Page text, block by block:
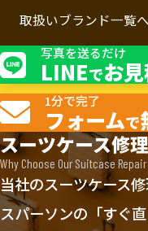
取扱いブランド一覧へ
写真を送るだけ
LINEでお
1分で完了
フォームで
スーツケース修
Why Choose Our Suitcase
当社のスーツケース
スパーソンの「すぐ